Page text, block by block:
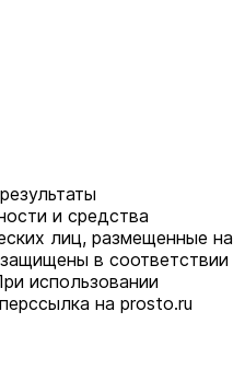
и средства
лиц, размещенные на
в соответствии
использовании
на prosto.ru